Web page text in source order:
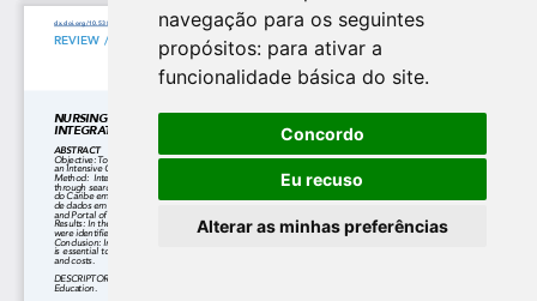
navegação para os seguintes
propósitos: para ativar a
funcionalidade básica do site.
Concordo
Eu recuso
Alterar as minhas preferências